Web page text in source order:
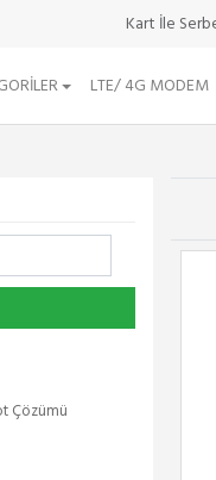
Kart İle
LTE/ 4G MODEM
Çözümü